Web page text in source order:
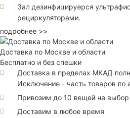
Зал дезинфицируерся
рециркуляторами.
подробнее >>
Доставка по Москве и области
Бесплатно и без спешки
Доставка в пределах МКАД
Исключение - часть товаров по
Привозим до 10 вещей на выбор
Доставим в любое время